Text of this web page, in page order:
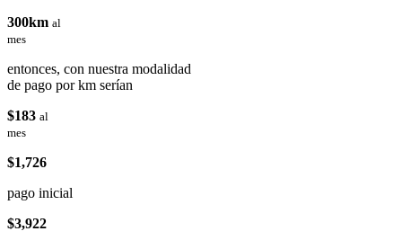
300km al
mes
entonces, con nuestra modalidad
de pago por km serían
$183 al
mes
$1,726
pago inicial
$3,922